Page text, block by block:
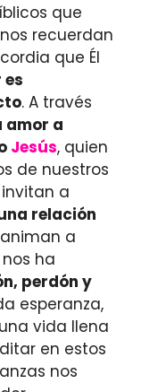
que
recuerdan
que Él
es
. A través
amor a
Jesús, quien
de nuestros
a
relación
a
ha
perdón y
esperanza,
vida llena
en estos
nos